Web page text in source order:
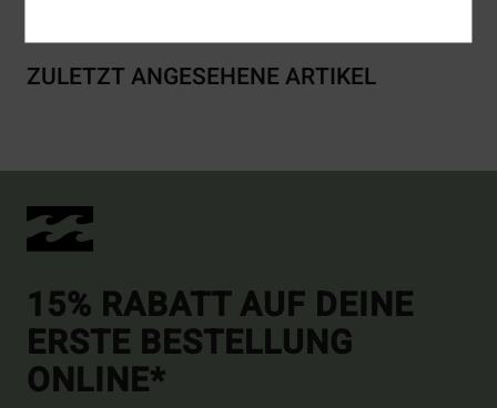
ZULETZT ANGESEHENE ARTIKEL
15% RABATT AUF DEINE
ERSTE BESTELLUNG
ONLINE*